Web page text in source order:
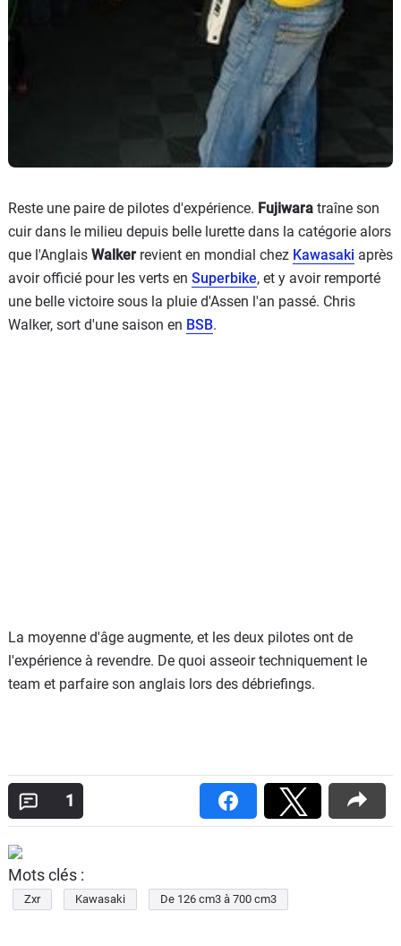
Reste une paire de pilotes d'expérience. Fujiwara traîne son
cuir dans le milieu depuis belle lurette dans la catégorie alors
que l'Anglais Walker revient en mondial chez Kawasaki après
avoir officié pour les verts en Superbike, et y avoir remporté
une belle victoire sous la pluie d'Assen l'an passé. Chris
Walker, sort d'une saison en BSB.
La moyenne d'âge augmente, et les deux pilotes ont de
l'expérience à revendre. De quoi asseoir techniquement le
team et parfaire son anglais lors des débriefings.
1
Mots clés :
Zxr Kawasaki De 126 cm3 à 700 cm3